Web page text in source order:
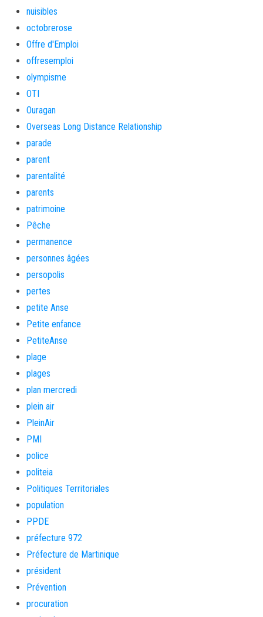
nuisibles
octobrerose
Offre d'Emploi
offresemploi
olympisme
OTI
Ouragan
Overseas Long Distance Relationship
parade
parent
parentalité
parents
patrimoine
Pêche
permanence
personnes âgées
persopolis
pertes
petite Anse
Petite enfance
PetiteAnse
plage
plages
plan mercredi
plein air
PleinAir
PMI
police
politeia
Politiques Territoriales
population
PPDE
préfecture 972
Préfecture de Martinique
président
Prévention
procuration